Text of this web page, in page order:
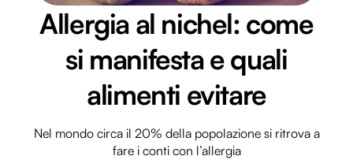
Allergia al nichel: come
si manifesta e quali
alimenti evitare
Nel mondo circa il 20% della popolazione si ritrova a
fare i conti con l’allergia